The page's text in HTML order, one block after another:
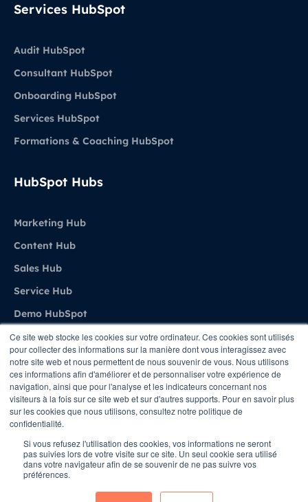
Ce site web stocke les cookies sur votre ordinateur. Ces cookies sont utilisés
pour collecter des informations sur la manière dont vous interagissez avec
notre site web et nous permettent de nous souvenir de vous. Nous utilisons
ces informations afin d'améliorer et de personnaliser votre expérience de
navigation, ainsi que pour l'analyse et les indicateurs concernant nos
visiteurs à la fois sur ce site web et sur d'autres supports. Pour en savoir plus
sur les cookies que nous utilisons, consultez notre politique de
confidentialité.
Si vous refusez l'utilisation des cookies, vos informations ne seront
pas suivies lors de votre visite sur ce site. Un seul cookie sera utilisé
dans votre navigateur afin de se souvenir de ne pas suivre vos
préférences.
Services HubSpot
Audit HubSpot
Consultant HubSpot
Onboarding HubSpot
Services HubSpot
Formations & Coaching HubSpot
HubSpot Hubs
Marketing Hub
Content Hub
Sales Hub
Service Hub
Demo HubSpot
Agence
A propos de Stratenet
Stratenet X HubSpot
Nous Contacter
Copyright © STRATENET - All rights Reserved